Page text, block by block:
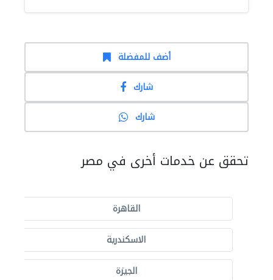
أضف للمفضلة
شارك
شارك
تحقق عن خدمات أخرى في مصر
القاهرة
الاسكندرية
الجيزة